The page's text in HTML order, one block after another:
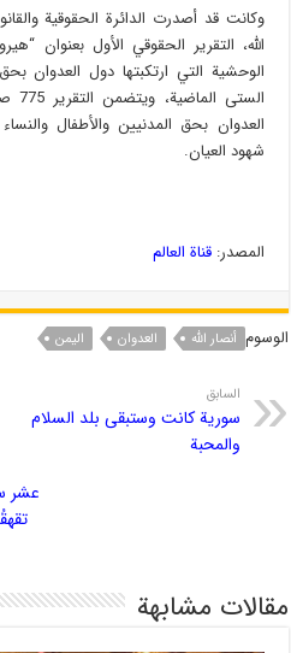
وكانت قد أصدرت الدائرة الحقوقية
الله، التقرير الحقوقي الأول بعنوان
الوحشية التي ارتكبتها دول العدوان
العدوان بحق المدنيين والأطفال
شهود العيان.
المصدر:قناة العالم
الوسوم أنصار الله العدوان الیمن
السابق
سورية كانت وستبقى بلد السلام
والمحبة
عشر
مقالات مشابهة